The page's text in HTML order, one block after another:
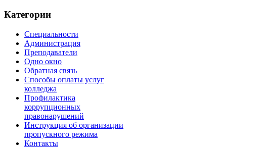
Категории
Специальности
Администрация
Преподаватели
Одно окно
Обратная связь
Способы оплаты услуг
колледжа
Профилактика
коррупционных
правонарушений
Инструкция об организации
пропускного режима
Контакты